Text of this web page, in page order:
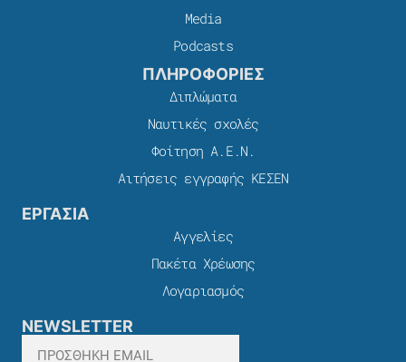
Media
Podcasts
ΠΛΗΡΟΦΟΡΙΕΣ
Διπλώματα
Ναυτικές σχολές
Φοίτηση Α.Ε.Ν.
Αιτήσεις εγγραφής ΚΕΣΕΝ
ΕΡΓΑΣΙΑ
Αγγελίες
Πακέτα Χρέωσης​
Λογαριασμός
NEWSLETTER